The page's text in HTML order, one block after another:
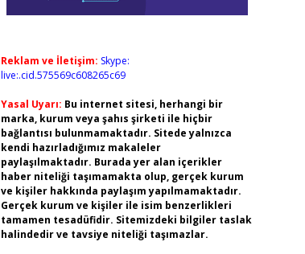
Reklam ve İletişim: Skype:
live:.cid.575569c608265c69
Yasal Uyarı: Bu internet sitesi, herhangi bir
marka, kurum veya şahıs şirketi ile hiçbir
bağlantısı bulunmamaktadır. Sitede yalnızca
kendi hazırladığımız makaleler
paylaşılmaktadır. Burada yer alan içerikler
haber niteliği taşımamakta olup, gerçek kurum
ve kişiler hakkında paylaşım yapılmamaktadır.
Gerçek kurum ve kişiler ile isim benzerlikleri
tamamen tesadüfidir. Sitemizdeki bilgiler taslak
halindedir ve tavsiye niteliği taşımazlar.